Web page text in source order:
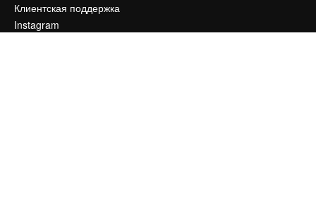
Клиентская поддержка
Instagram